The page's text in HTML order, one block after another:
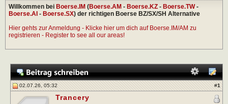
Willkommen bei Boerse.IM (Boerse.AM - Boerse.KZ - Boerse.TW-
Boerse.AI - Boerse.SX) der richtigen Boerse BZ/SX/SH Alternative
Hier gehts zur Anmeldung - Klicke hier um dich auf Boerse.IM/AM zu
registrieren - Register to see all our areas!
02.07.26, 05:32 #1
Trancery